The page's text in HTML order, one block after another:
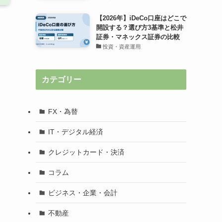
【2026年】iDeCo口座はどこで
開設する？選び方3基準と松井
証券・マネックス証券の比較
投資・資産運用
カテゴリー
FX・為替
IT・デジタル経済
クレジットカード・決済
コラム
ビジネス・企業・会計
不動産